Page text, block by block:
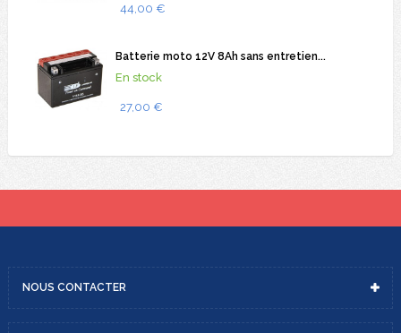
44,00 €
Batterie moto 12V 8Ah sans entretien...
En stock
27,00 €
NOUS CONTACTER